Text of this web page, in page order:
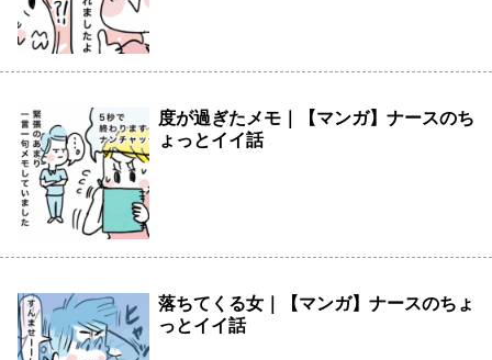
度が過ぎたメモ｜【マンガ】ナースのち
ょっとイイ話
落ちてくる女｜【マンガ】ナースのちょ
っとイイ話